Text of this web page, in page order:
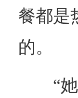
餐都是
的。
“